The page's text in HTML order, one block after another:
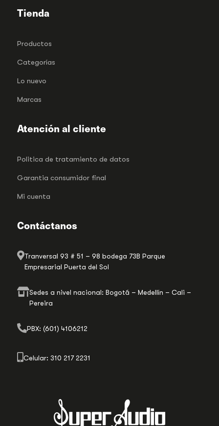
Tienda
Productos
Categorías
Lo nuevo
Marcas
Atención al cliente
Politica de tratamiento de datos
Garantia consumidor final
Mi cuenta
Contáctanos
Tranversal 93 # 51 – 98 bodega 73B Parque
Empresarial Puerta del Sol
Sedes a nivel nacional: Bogotá – Medellín – Cali –
Pereira
PBX: (601) 4106212
Celular: 310 217 2231